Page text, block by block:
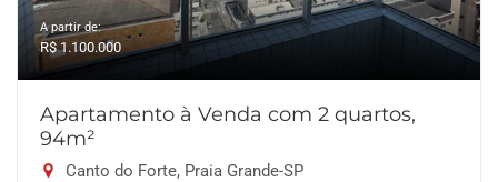
A partir de:
R$ 1.100.000
Apartamento à Venda com 2 quartos,
94m²
Canto do Forte, Praia Grande-SP